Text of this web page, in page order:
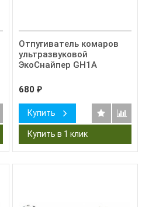
Отпугиватель комаров
ультразвуковой
ЭкоСнайпер GH1A
680 ₽
Купить